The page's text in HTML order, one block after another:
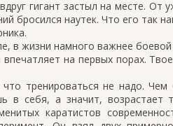
гигант застыл на месте.
бросился наутек. Что его так
в жизни намного важнее
на первых порах.
тренироваться не надо.
в себя, а значит, возрастает
каратистов